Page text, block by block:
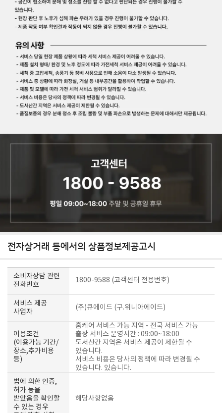
전자상거래 등에서의 상품정보제공고시
소비자상담 관련
전화번호
1800-9588 (고객센터 전용번호)
서비스 제공
사업자
(주)큐에이드 (구.위니아에이드)
이용조건
(이용가능 기간/
장소,추가비용
등)
홈케어 서비스 가능 지역 - 전국 서비스 가능
출장 서비스 운영시간 : 09:00~18:00
도서산간 지역은 서비스 제공이 제한될 수
있습니다.
서비스 비용은 당사의 정책에 따라 변경될 수
있습니다. 있습니다.
법에 의한 인증,
허가 등을
받았음을 확인할
수 있는 경우
해당사항없음